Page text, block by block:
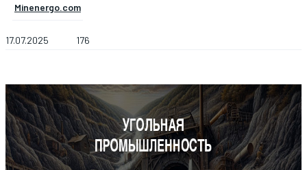
Minenergo.com
17.07.2025 176